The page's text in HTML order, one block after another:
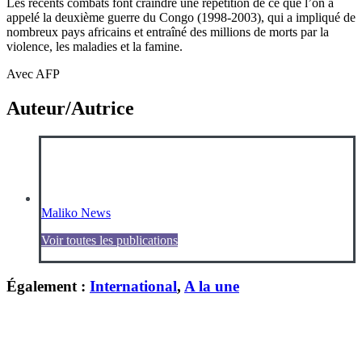
appelé la deuxième guerre du Congo (1998-2003), qui a impliqué de
nombreux pays africains et entraîné des millions de morts par la
violence, les maladies et la famine.
Avec AFP
Auteur/Autrice
Maliko News
Voir toutes les publications
Également : International, A la une